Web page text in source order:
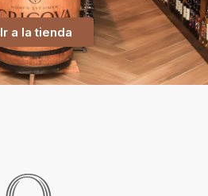
Ir a la tienda